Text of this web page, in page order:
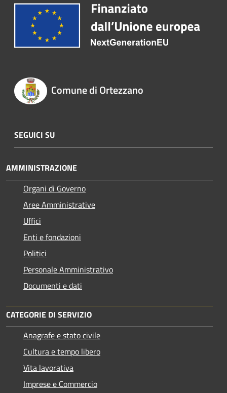
Comune di Ortezzano
SEGUICI SU
AMMINISTRAZIONE
Organi di Governo
Aree Amministrative
Uffici
Enti e fondazioni
Politici
Personale Amministrativo
Documenti e dati
CATEGORIE DI SERVIZIO
Anagrafe e stato civile
Cultura e tempo libero
Vita lavorativa
Imprese e Commercio